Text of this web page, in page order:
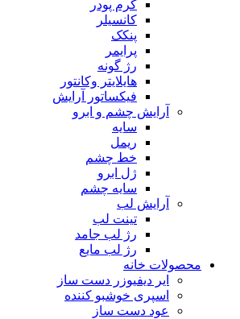
کرم پودر
کانسیلر
پنکک
پرایمر
رژ گونه
هایلایتر وکانتور
فیکساتور آرایش
آرایش چشم و ابرو
سایه
ریمل
خط چشم
ژل ابرو
سایه چشم
آرایش لب
تینت لب
رژ لب جامد
رژ لب مایع
محصولات خانه
ایر دیفیوزر دست ساز
اسپری خوشبو کننده
عود دست ساز